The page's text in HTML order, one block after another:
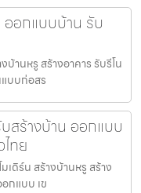
ออกแบบบ้าน รับ
บ้านหรู สร้างอาคาร รับรีโน
บบก่อสร
สร้างบ้าน ออกแบบ
ทย
ดิร์น สร้างบ้านหรู สร้าง
กแบบ เข